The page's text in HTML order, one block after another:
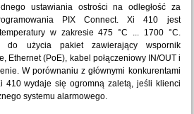
ustawiania ostrości na odległość za
PIX Connect. Xi 410 jest
w zakresie 475 °C ... 1700 °C.
do użycia pakiet zawierający wspornik
Ethernet (PoE), kabel połączeniowy IN/OUT i
W porównaniu z głównymi konkurentami
410 wydaje się ogromną zaletą, jeśli klienci
systemu alarmowego.